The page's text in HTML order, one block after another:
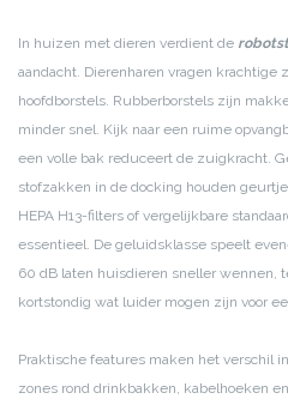
In huizen met dieren verdient de
aandacht. Dierenharen vragen krachtige
hoofdborstels. Rubberborstels zijn
minder snel. Kijk naar een ruime
een volle bak reduceert de zuigkracht.
stofzakken in de docking houden
HEPA H13-filters of vergelijkbare
essentieel. De geluidsklasse speelt
60 dB laten huisdieren sneller wennen,
kortstondig wat luider mogen zijn voor
Praktische features maken het verschil
zones rond drinkbakken, kabelhoeken